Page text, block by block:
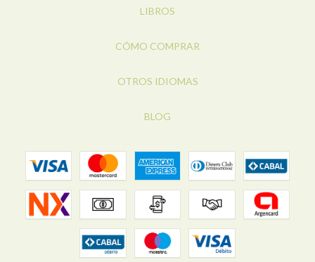
LIBROS
CÓMO COMPRAR
OTROS IDIOMAS
BLOG